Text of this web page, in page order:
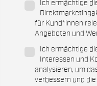
Ich ermächtige
für Kund*innen
Angeboten und
Ich ermächtige
Interessen und
analysieren, um
verbessern und